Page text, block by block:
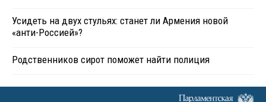
Усидеть на двух стульях: станет ли Армения новой
«анти-Россией»?
Родственников сирот поможет найти полиция